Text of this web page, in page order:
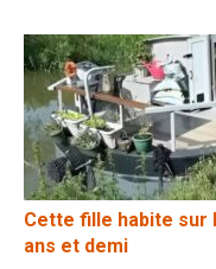
Cette fille habite sur
ans et demi